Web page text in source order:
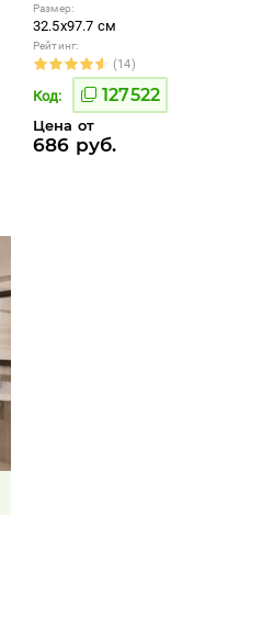
Размер:
32.5x97.7 см
Рейтинг:
(14)
Код: 127522
Цена от
686 руб.